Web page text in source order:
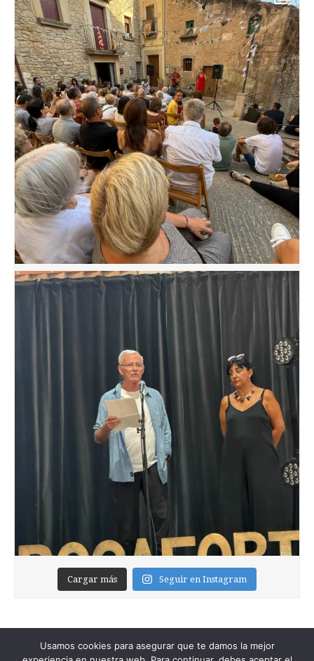
Cargar más Seguir en Instagram
Usamos cookies para asegurar que te damos la mejor